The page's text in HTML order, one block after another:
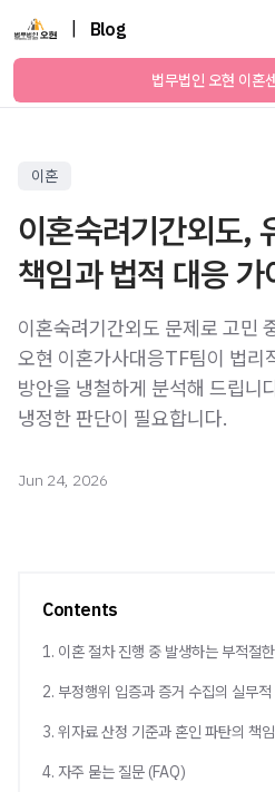
Blog
법무법인 오현 이혼
이혼
이혼숙려기간외도,
책임과 법적 대응 가
이혼숙려기간외도 문제로 고민
오현 이혼가사대응TF팀이 법리
방안을 냉철하게 분석해 드립니
냉정한 판단이 필요합니다.
Jun 24, 2026
Contents
1. 이혼 절차 진행 중 발생하는 부적절
2. 부정행위 입증과 증거 수집의 실무적
3. 위자료 산정 기준과 혼인 파탄의 책
4. 자주 묻는 질문 (FAQ)